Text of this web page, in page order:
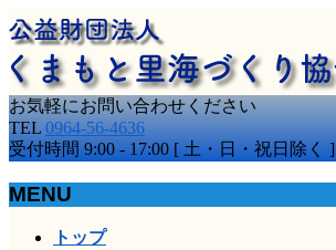
お気軽にお問い合わせください
TEL 0964-56-4636
受付時間 9:00 - 17:00 [ 土・日・祝日除く ]
MENU
トップ